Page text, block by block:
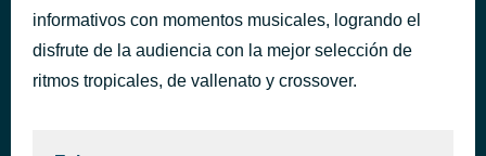
PROYECTO KLIBRE
hace 59 minutos
informativos con momentos musicales, logrando el
disfrute de la audiencia con la mejor selección de
ritmos tropicales, de vallenato y crossover.